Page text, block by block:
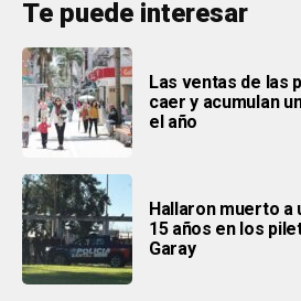
Te puede interesar
Las ventas de las
caer y acumulan
el año
Hallaron muerto a
15 años en los
Garay